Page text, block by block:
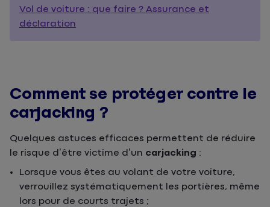
Vol de voiture : que faire ? Assurance et
déclaration
Comment se protéger contre le
carjacking ?
Quelques astuces efficaces permettent de réduire
le risque d’être victime d’un carjacking :
Lorsque vous êtes au volant de votre voiture,
verrouillez systématiquement les portières, même
lors pour de courts trajets ;